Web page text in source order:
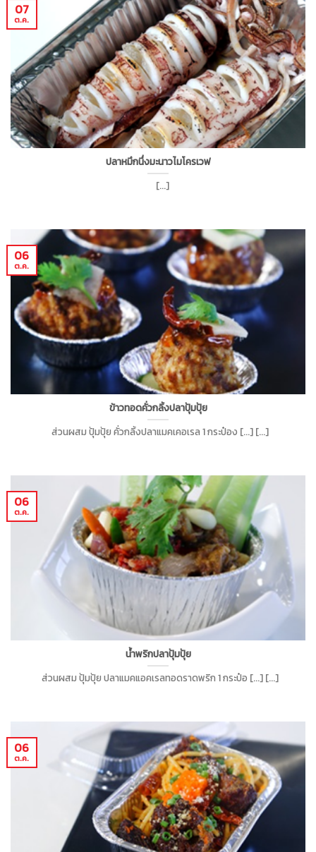
ปลาหมึกนึ่งมะนาวไมโครเวฟ
[...]
07
ต.ค.
ข้าวทอดคั่วกลิ้งปลาปุ้มปุ้ย
ส่วนผสม ปุ้มปุ้ย คั่วกลิ้งปลาแมคเคอเรล 1 กระป๋อง [...] [...]
06
ต.ค.
น้ำพริกปลาปุ้มปุ้ย
ส่วนผสม ปุ้มปุ้ย ปลาแมคแอคเรลทอดราดพริก 1 กระป๋อ [...] [...]
06
ต.ค.
06
ต.ค.